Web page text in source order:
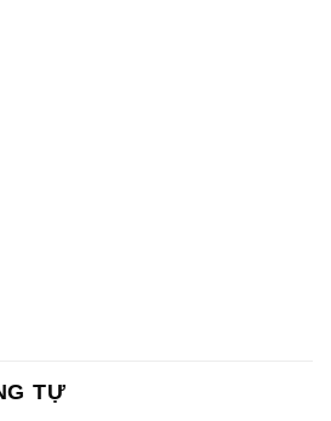
TỰ